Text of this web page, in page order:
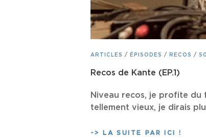
CAT
ARTICLES / ÉPISODES / RECOS /
Recos de Kante (EP.1)
Niveau recos, je profite du
tellement vieux, je dirais
-> LA SUITE PAR ICI !